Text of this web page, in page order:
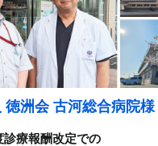
徳洲会 古河総合病院様
診療報酬改定での